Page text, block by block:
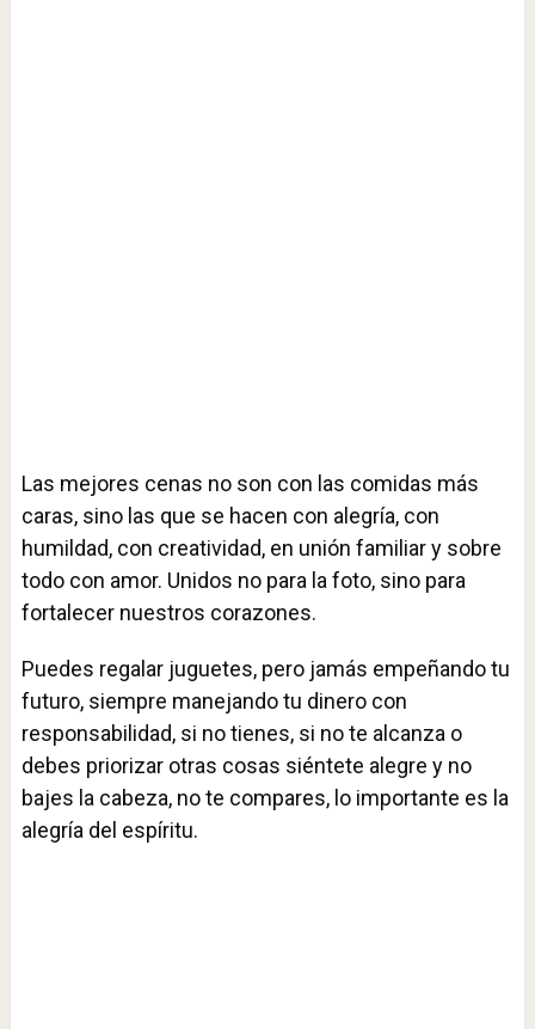
Las mejores cenas no son con las comidas más
caras, sino las que se hacen con alegría, con
humildad, con creatividad, en unión familiar y sobre
todo con amor. Unidos no para la foto, sino para
fortalecer nuestros corazones.
Puedes regalar juguetes, pero jamás empeñando tu
futuro, siempre manejando tu dinero con
responsabilidad, si no tienes, si no te alcanza o
debes priorizar otras cosas siéntete alegre y no
bajes la cabeza, no te compares, lo importante es la
alegría del espíritu.